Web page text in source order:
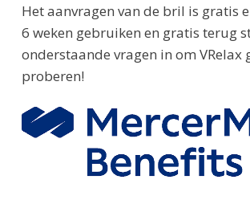
Het aanvragen van de bril is gratis
6 weken gebruiken en gratis terug
onderstaande vragen in om VRelax
proberen!